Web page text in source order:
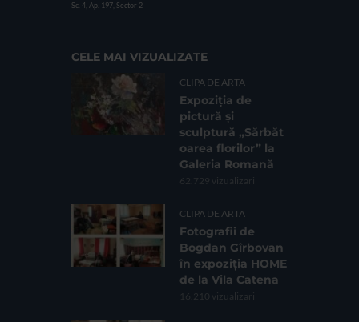
Sc. 4, Ap. 197, Sector 2
CELE MAI VIZUALIZATE
CLIPA DE ARTA
Expoziția de
pictură și
sculptură „Sărbăt
oarea florilor” la
Galeria Romană
62.729 vizualizari
CLIPA DE ARTA
Fotografii de
Bogdan Gîrbovan
în expoziția HOME
de la Vila Catena
16.210 vizualizari